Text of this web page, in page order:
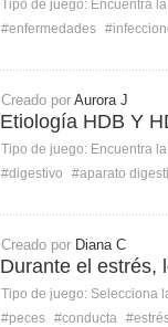
Tipo de juego: Encuentra
#enfermedades
Creado por Aurora J
Etiología HDB Y
Tipo de juego: Encuentra
#digestivo
#aparato
Creado por Diana C
Durante el estrés,
Tipo de juego: Selecciona
#peces #conducta